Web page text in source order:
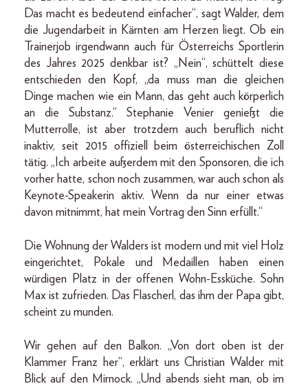
Das macht es bedeutend einfacher“, sagt Walder, dem
die Jugendarbeit in Kärnten am Herzen liegt. Ob ein
Trainerjob irgendwann auch für Österreichs Sportlerin
des Jahres 2025 denkbar ist? „Nein“, schüttelt diese
entschieden den Kopf, „da muss man die gleichen
Dinge machen wie ein Mann, das geht auch körperlich
an die Substanz.“ Stephanie Venier genießt die
Mutterrolle, ist aber trotzdem auch beruflich nicht
inaktiv, seit 2015 offiziell beim österreichischen Zoll
tätig. „Ich arbeite außerdem mit den Sponsoren, die ich
vorher hatte, schon noch zusammen, war auch schon als
Keynote-Speakerin aktiv. Wenn da nur einer etwas
davon mitnimmt, hat mein Vortrag den Sinn erfüllt.“
Die Wohnung der Walders ist modern und mit viel Holz
eingerichtet, Pokale und Medaillen haben einen
würdigen Platz in der offenen Wohn-Essküche. Sohn
Max ist zufrieden. Das Flascherl, das ihm der Papa gibt,
scheint zu munden.
Wir gehen auf den Balkon. „Von dort oben ist der
Klammer Franz her“, erklärt uns Christian Walder mit
Blick auf den Mirnock. „Und abends sieht man, ob im